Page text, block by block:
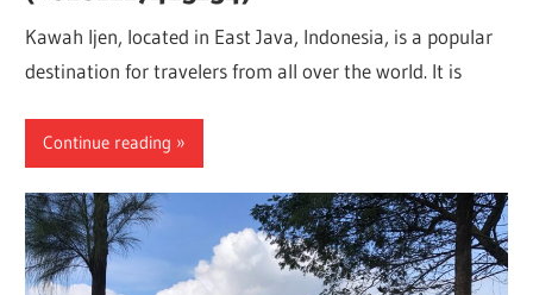
Kawah Ijen, located in East Java, Indonesia, is a popular
destination for travelers from all over the world. It is
Continue reading